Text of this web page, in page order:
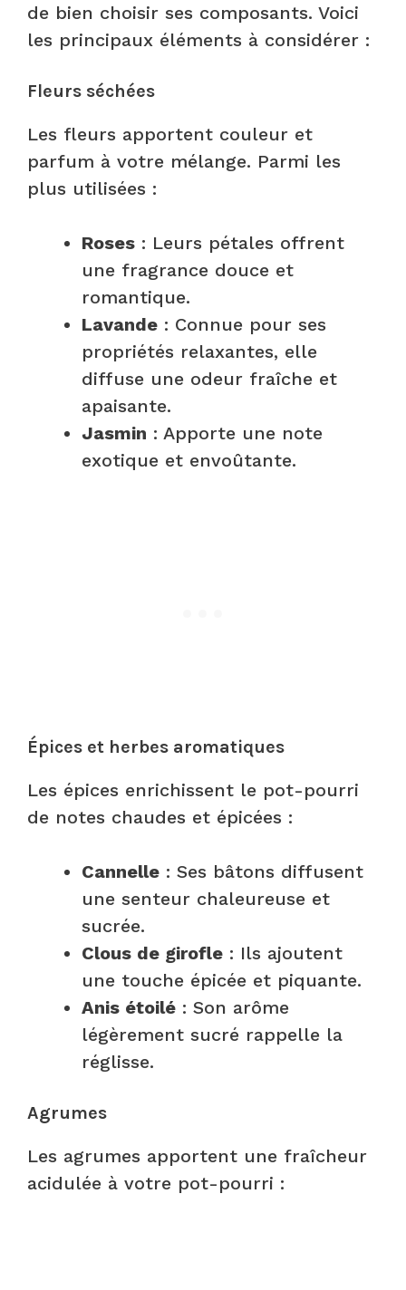
de bien choisir ses composants. Voici
les principaux éléments à considérer :
Fleurs séchées
Les fleurs apportent couleur et
parfum à votre mélange. Parmi les
plus utilisées :
Roses : Leurs pétales offrent
une fragrance douce et
romantique.
Lavande : Connue pour ses
propriétés relaxantes, elle
diffuse une odeur fraîche et
apaisante.
Jasmin : Apporte une note
exotique et envoûtante.
Épices et herbes aromatiques
Les épices enrichissent le pot-pourri
de notes chaudes et épicées :
Cannelle : Ses bâtons diffusent
une senteur chaleureuse et
sucrée.
Clous de girofle : Ils ajoutent
une touche épicée et piquante.
Anis étoilé : Son arôme
légèrement sucré rappelle la
réglisse.
Agrumes
Les agrumes apportent une fraîcheur
acidulée à votre pot-pourri :